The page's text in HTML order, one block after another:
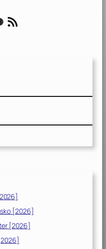
RSS-Feed
[2026]
[2026]